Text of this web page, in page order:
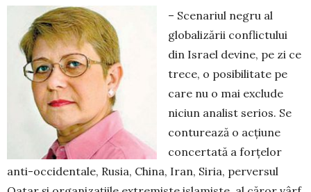
– Scenariul negru al
globalizării conflictului
din Israel devine, pe zi ce
trece, o posibilitate pe
care nu o mai exclude
niciun analist serios. Se
conturează o acțiune
concertată a forțelor
anti-occidentale, Rusia, China, Iran, Siria, perversul